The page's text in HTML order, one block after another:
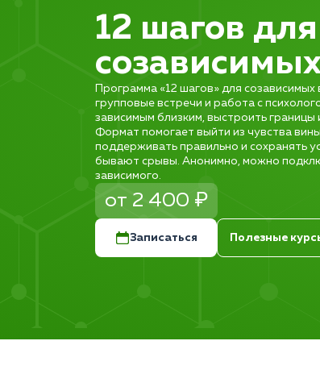
12 шагов для
Программа «12 шагов» для
групповые встречи и работа с
зависимым близким, выстроить
Формат помогает выйти из чувства вины
поддерживать правильно и сохранять
бывают срывы. Анонимно, можно
зависимого.
от 2 400 ₽
Записаться Полезные